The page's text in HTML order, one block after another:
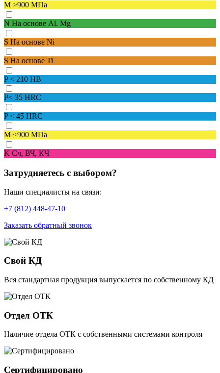
M >900 МПа
N На основе Al. Mg
S На основе Ni
S На основе Ti
P< 210 HB
P< 35 HRC
P< 45 HRC
M <900 МПа
K Сч, ВЧ, КЧ
Затрудняетесь с выбором?
Наши специалисты на связи:
+7 (812) 448-47-10
Заказать обратный звонок
Свой КД
Вся стандартная продукция выпускается по собственному КД
Отдел ОТК
Наличие отдела ОТК с собственными системами контроля
Сертифицировано